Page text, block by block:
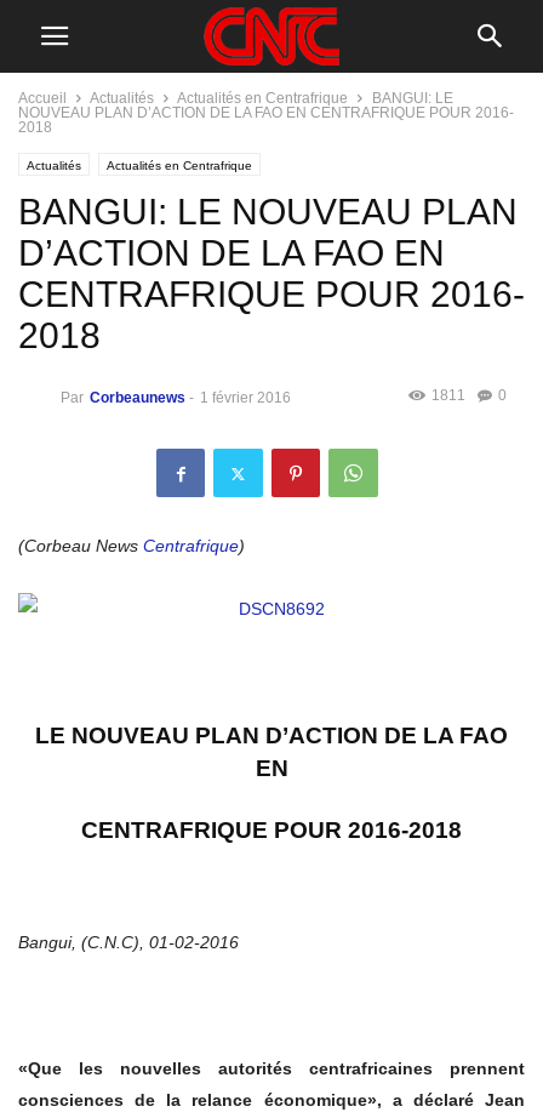
Accueil Actualités Actualités en Centrafrique
BANGUI: LE
NOUVEAU PLAN D’ACTION DE LA FAO EN CENTRAFRIQUE POUR 2016-
2018
Actualités Actualités en Centrafrique
BANGUI: LE NOUVEAU PLAN
D’ACTION DE LA FAO EN
CENTRAFRIQUE POUR 2016-
2018
Par Corbeaunews - 1 février 2016 0
1811
(Corbeau News Centrafrique)
LE NOUVEAU PLAN D’ACTION DE LA FAO
EN
CENTRAFRIQUE POUR 2016-2018
Bangui, (C.N.C), 01-02-2016
«Que les nouvelles autorités centrafricaines prennent
consciences de la relance économique», a déclaré Jean